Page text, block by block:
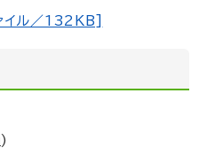
イル／132KB]